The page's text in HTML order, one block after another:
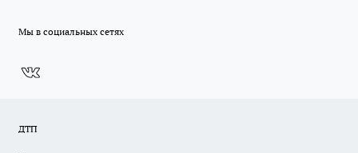
Мы в социальных сетях
ДТП